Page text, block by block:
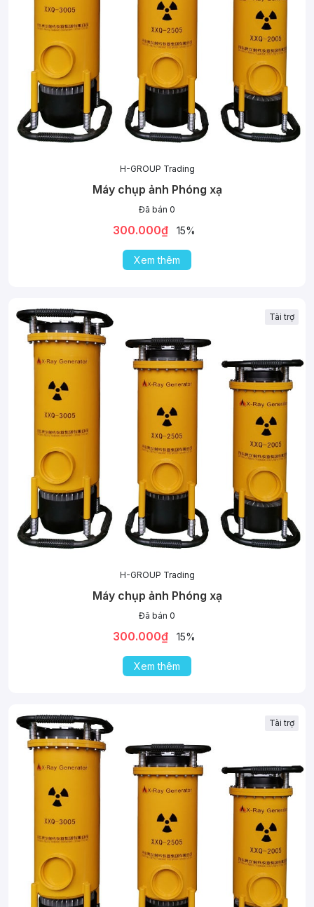
H-GROUP Trading
Máy chụp ảnh Phóng xạ
Đã bán 0
300.000₫ 15%
Xem thêm
Tài trợ
H-GROUP Trading
Máy chụp ảnh Phóng xạ
Đã bán 0
300.000₫ 15%
Xem thêm
Tài trợ